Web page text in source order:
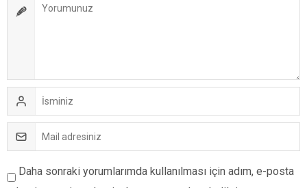
Daha sonraki yorumlarımda kullanılması için adım, e-posta